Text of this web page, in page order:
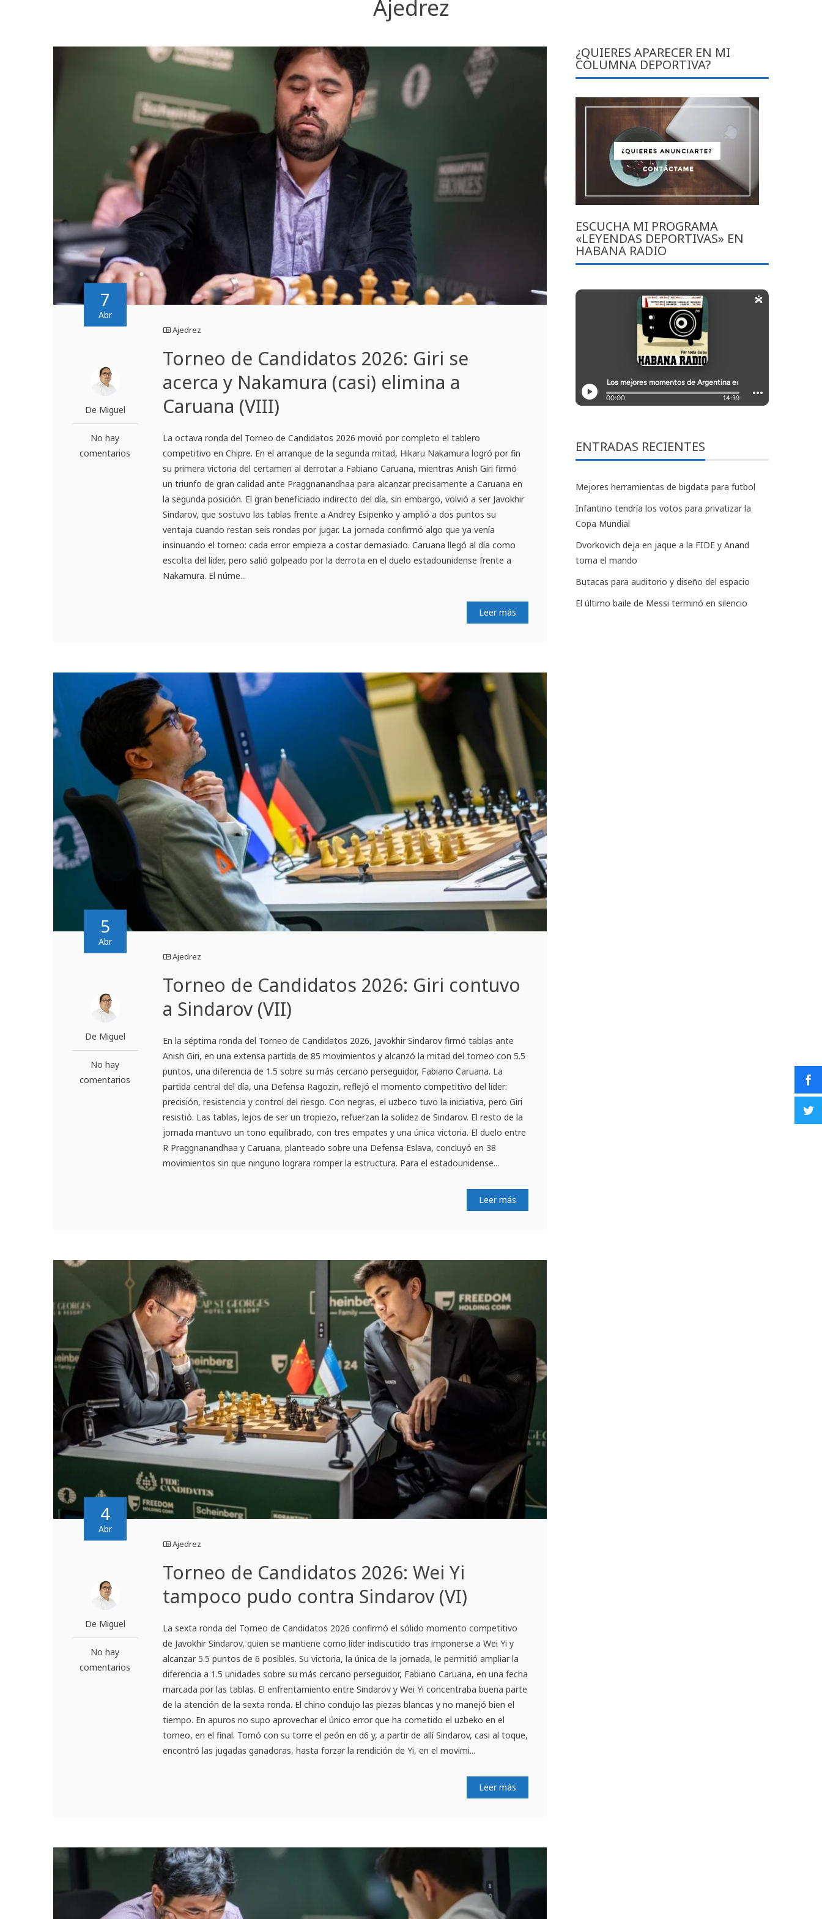
Ajedrez
7
Abr
De Miguel
No hay
comentarios
Ajedrez
Torneo de Candidatos 2026: Giri se
acerca y Nakamura (casi) elimina a
Caruana (VIII)
La octava ronda del Torneo de Candidatos 2026 movió por completo el tablero
competitivo en Chipre. En el arranque de la segunda mitad, Hikaru Nakamura logró por fin
su primera victoria del certamen al derrotar a Fabiano Caruana, mientras Anish Giri firmó
un triunfo de gran calidad ante Praggnanandhaa para alcanzar precisamente a Caruana en
la segunda posición. El gran beneficiado indirecto del día, sin embargo, volvió a ser Javokhir
Sindarov, que sostuvo las tablas frente a Andrey Esipenko y amplió a dos puntos su
ventaja cuando restan seis rondas por jugar. La jornada confirmó algo que ya venía
insinuando el torneo: cada error empieza a costar demasiado. Caruana llegó al día como
escolta del líder, pero salió golpeado por la derrota en el duelo estadounidense frente a
Nakamura. El núme...
Leer más
5
Abr
De Miguel
No hay
comentarios
Ajedrez
Torneo de Candidatos 2026: Giri contuvo
a Sindarov (VII)
En la séptima ronda del Torneo de Candidatos 2026, Javokhir Sindarov firmó tablas ante
Anish Giri, en una extensa partida de 85 movimientos y alcanzó la mitad del torneo con 5.5
puntos, una diferencia de 1.5 sobre su más cercano perseguidor, Fabiano Caruana. La
partida central del día, una Defensa Ragozin, reflejó el momento competitivo del líder:
precisión, resistencia y control del riesgo. Con negras, el uzbeco tuvo la iniciativa, pero Giri
resistió. Las tablas, lejos de ser un tropiezo, refuerzan la solidez de Sindarov. El resto de la
jornada mantuvo un tono equilibrado, con tres empates y una única victoria. El duelo entre
R Praggnanandhaa y Caruana, planteado sobre una Defensa Eslava, concluyó en 38
movimientos sin que ninguno lograra romper la estructura. Para el estadounidense...
Leer más
4
Abr
De Miguel
No hay
comentarios
Ajedrez
Torneo de Candidatos 2026: Wei Yi
tampoco pudo contra Sindarov (VI)
La sexta ronda del Torneo de Candidatos 2026 confirmó el sólido momento competitivo
de Javokhir Sindarov, quien se mantiene como líder indiscutido tras imponerse a Wei Yi y
alcanzar 5.5 puntos de 6 posibles. Su victoria, la única de la jornada, le permitió ampliar la
diferencia a 1.5 unidades sobre su más cercano perseguidor, Fabiano Caruana, en una fecha
marcada por las tablas. El enfrentamiento entre Sindarov y Wei Yi concentraba buena parte
de la atención de la sexta ronda. El chino condujo las piezas blancas y no manejó bien el
tiempo. En apuros no supo aprovechar el único error que ha cometido el uzbeko en el
torneo, en el final. Tomó con su torre el peón en d6 y, a partir de allí Sindarov, casi al toque,
encontró las jugadas ganadoras, hasta forzar la rendición de Yi, en el movimi...
Leer más
¿QUIERES APARECER EN MI
COLUMNA DEPORTIVA?
ESCUCHA MI PROGRAMA
«LEYENDAS DEPORTIVAS» EN
HABANA RADIO
ENTRADAS RECIENTES
Mejores herramientas de bigdata para futbol
Infantino tendría los votos para privatizar la
Copa Mundial
Dvorkovich deja en jaque a la FIDE y Anand
toma el mando
Butacas para auditorio y diseño del espacio
El último baile de Messi terminó en silencio